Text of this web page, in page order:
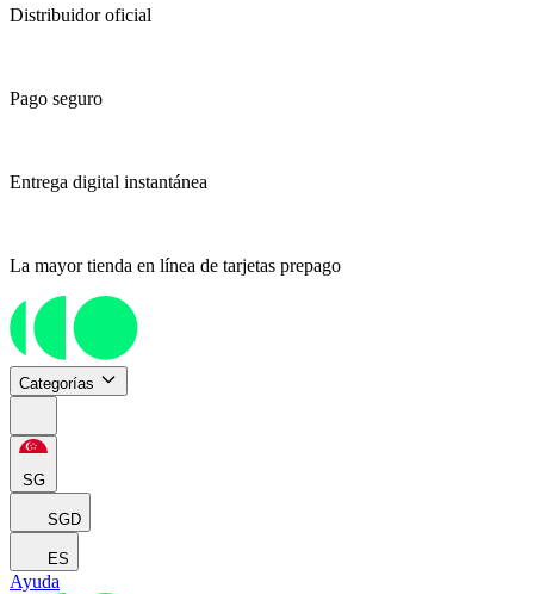
Distribuidor oficial
Pago seguro
Entrega digital instantánea
La mayor tienda en línea de tarjetas prepago
Categorías
SG
SGD
ES
Ayuda